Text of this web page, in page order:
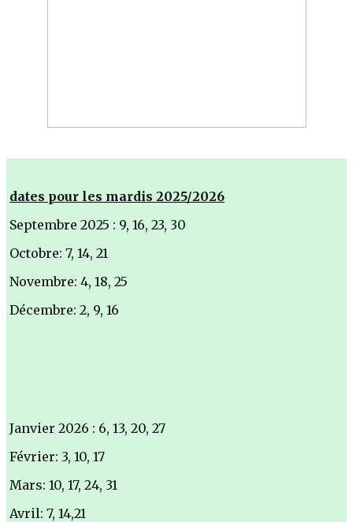
dates pour les mardis 2025/2026
Septembre 2025 : 9, 16, 23, 30
Octobre: 7, 14, 21
Novembre: 4, 18, 25
Décembre: 2, 9, 16
Janvier 2026 : 6, 13, 20, 27
Février: 3, 10, 17
Mars: 10, 17, 24, 31
Avril: 7, 14,21